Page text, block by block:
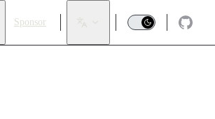
Sponsor